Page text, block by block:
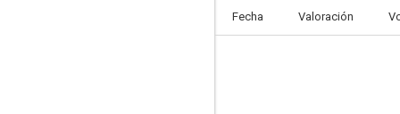
Fecha Valoración